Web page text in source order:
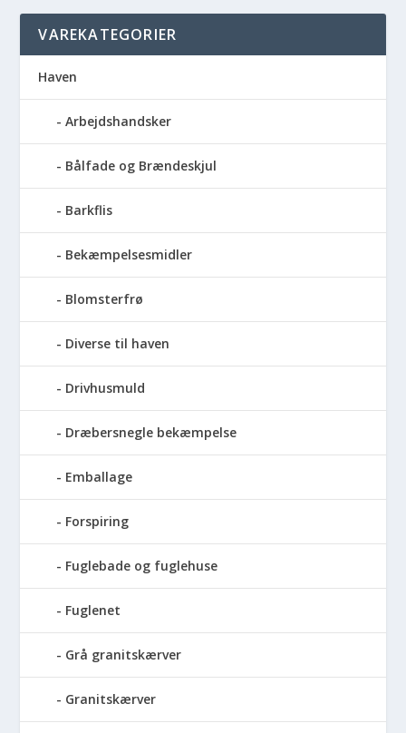
VAREKATEGORIER
Haven
Arbejdshandsker
Bålfade og Brændeskjul
Barkflis
Bekæmpelsesmidler
Blomsterfrø
Diverse til haven
Drivhusmuld
Dræbersnegle bekæmpelse
Emballage
Forspiring
Fuglebade og fuglehuse
Fuglenet
Grå granitskærver
Granitskærver